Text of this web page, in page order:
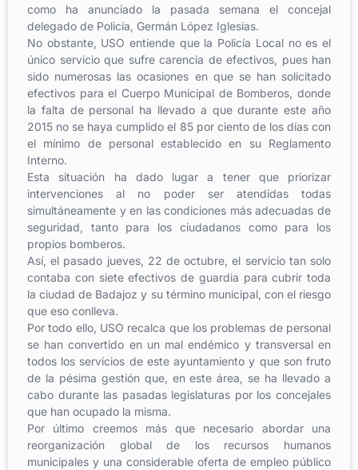
como ha anunciado la pasada semana el concejal
delegado de Policía, Germán López Iglesias.
No obstante, USO entiende que la Policía Local no es el
único servicio que sufre carencia de efectivos, pues han
sido numerosas las ocasiones en que se han solicitado
efectivos para el Cuerpo Municipal de Bomberos, donde
la falta de personal ha llevado a que durante este año
2015 no se haya cumplido el 85 por ciento de los días con
el mínimo de personal establecido en su Reglamento
Interno.
Esta situación ha dado lugar a tener que priorizar
intervenciones al no poder ser atendidas todas
simultáneamente y en las condiciones más adecuadas de
seguridad, tanto para los ciudadanos como para los
propios bomberos.
Así, el pasado jueves, 22 de octubre, el servicio tan solo
contaba con siete efectivos de guardia para cubrir toda
la ciudad de Badajoz y su término municipal, con el riesgo
que eso conlleva.
Por todo ello, USO recalca que los problemas de personal
se han convertido en un mal endémico y transversal en
todos los servicios de este ayuntamiento y que son fruto
de la pésima gestión que, en este área, se ha llevado a
cabo durante las pasadas legislaturas por los concejales
que han ocupado la misma.
Por último creemos más que necesario abordar una
reorganización global de los recursos humanos
municipales y una considerable oferta de empleo público